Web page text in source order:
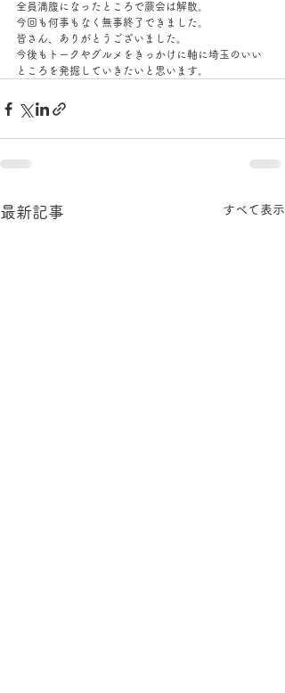
全員満腹になったところで蕨会は解散。
今回も何事もなく無事終了できました。
皆さん、ありがとうございました。
今後もトークやグルメをきっかけに軸に埼玉のいい
ところを発掘していきたいと思います。
最新記事 すべて表示